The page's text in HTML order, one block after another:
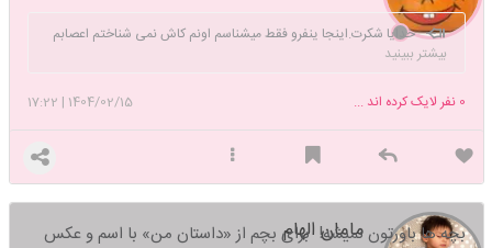
خدایا شکرت.اینجا ینفرو فقط میشناسم اونم کاش نمی شناختم اعصابم
راحتتر بود.برو بابا.....خودتی
بیشتر ببینید
1404/02/15
|
17:22 0 نفر لایک کرده اند ...
مامان الهام
بچه ها باورتون نمیشه! برای بچم از «داستان من» با اسم و عکس